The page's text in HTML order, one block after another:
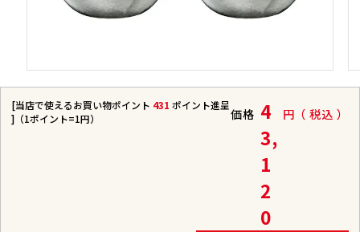
[当店で使えるお買い物ポイント 431 ポイント進呈
]（1ポイント=1円）
価格 4
3,
1
2
0
税込